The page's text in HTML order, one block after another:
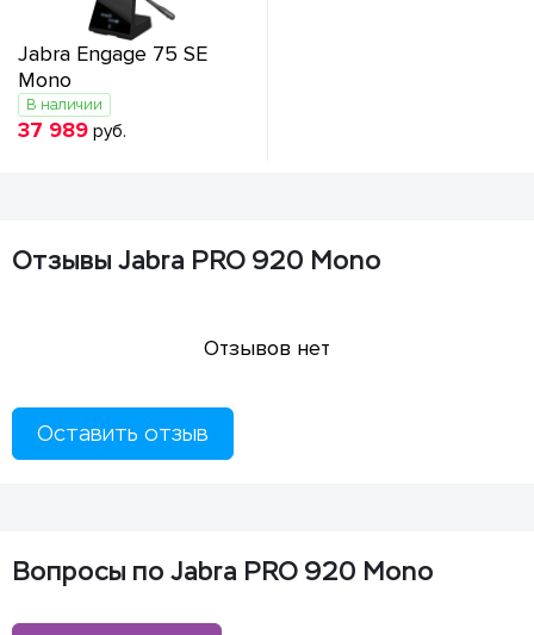
Jabra Engage 75 SE
Mono
В наличии
37 989 руб.
Отзывы Jabra PRO 920 Mono
Отзывов нет
Оставить отзыв
Вопросы по Jabra PRO 920 Mono